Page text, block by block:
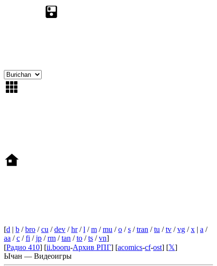
[d | b /bro /cu /dev /hr/l /m /mu /o /s /tran /tu /tv /vg /x | a /
aa /c /fi /jp /rm /tan /to /ts /vn]
[Радио 410] [ii.booru-Архив РПГ] [acomics-cf-ost] [𝕏]
Ычан — Видеоигры